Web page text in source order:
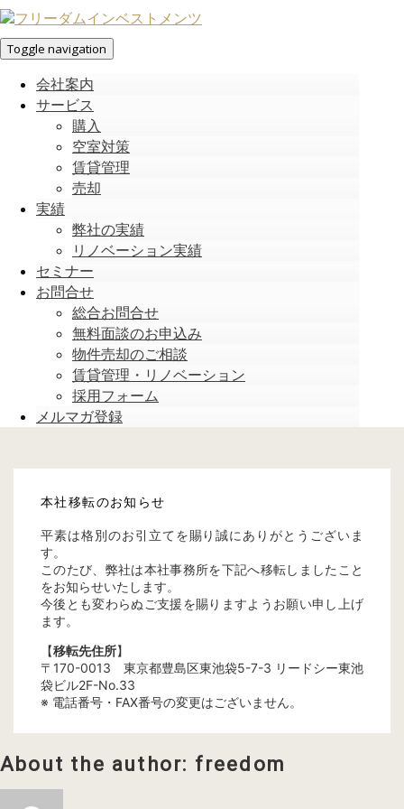
Toggle navigation
会社案内
サービス
購入
空室対策
賃貸管理
売却
実績
弊社の実績
リノベーション実績
セミナー
お問合せ
総合お問合せ
無料面談のお申込み
物件売却のご相談
賃貸管理・リノベーション
採用フォーム
メルマガ登録
本社移転のお知らせ
平素は格別のお引立てを賜り誠にありがとうございま
す。
このたび、弊社は本社事務所を下記へ移転しましたこと
をお知らせいたします。
今後とも変わらぬご支援を賜りますようお願い申し上げ
ます。
【移転先住所】
〒170-0013 東京都豊島区東池袋5-7-3 リードシー東池
袋ビル2F-No.33
※ 電話番号・FAX番号の変更はございません。
About the author: freedom